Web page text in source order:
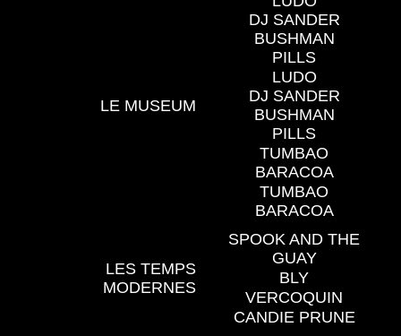
LE MUSEUM
DJ SANDER
BUSHMAN
PILLS
LUDO
DJ SANDER
BUSHMAN
PILLS
TUMBAO
BARACOA
TUMBAO
BARACOA
LES TEMPS
MODERNES
SPOOK AND THE
GUAY
BLY
VERCOQUIN
CANDIE PRUNE